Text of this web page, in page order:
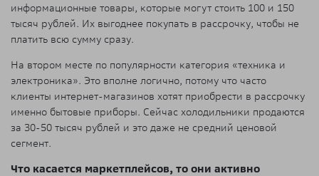
информационные товары, которые могут стоить 100 и 150
тысяч рублей. Их выгоднее покупать в рассрочку, чтобы не
платить всю сумму сразу.
На втором месте по популярности категория «техника и
электроника». Это вполне логично, потому что часто
клиенты интернет-магазинов хотят приобрести в рассрочку
именно бытовые приборы. Сейчас холодильники продаются
за 30-50 тысяч рублей и это даже не средний ценовой
сегмент.
Что касается маркетплейсов, то они активно